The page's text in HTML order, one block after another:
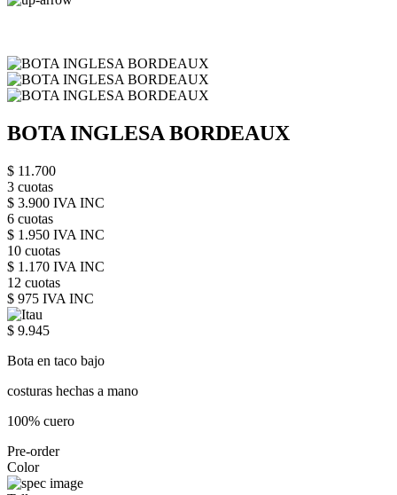
BOTA INGLESA BORDEAUX
$ 11.700
3 cuotas
$ 3.900 IVA INC
6 cuotas
$ 1.950 IVA INC
10 cuotas
$ 1.170 IVA INC
12 cuotas
$ 975 IVA INC
$ 9.945
Bota en taco bajo
costuras hechas a mano
100% cuero
Pre-order
Color